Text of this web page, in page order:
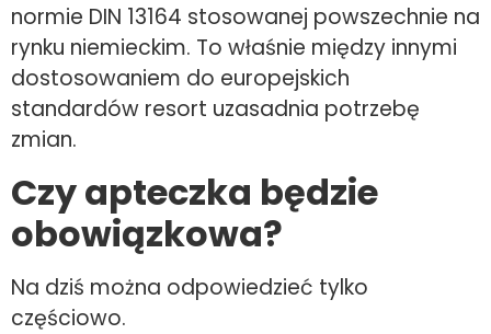
normie DIN 13164 stosowanej powszechnie na
rynku niemieckim. To właśnie między innymi
dostosowaniem do europejskich
standardów resort uzasadnia potrzebę
zmian.
Czy apteczka będzie
obowiązkowa?
Na dziś można odpowiedzieć tylko
częściowo.